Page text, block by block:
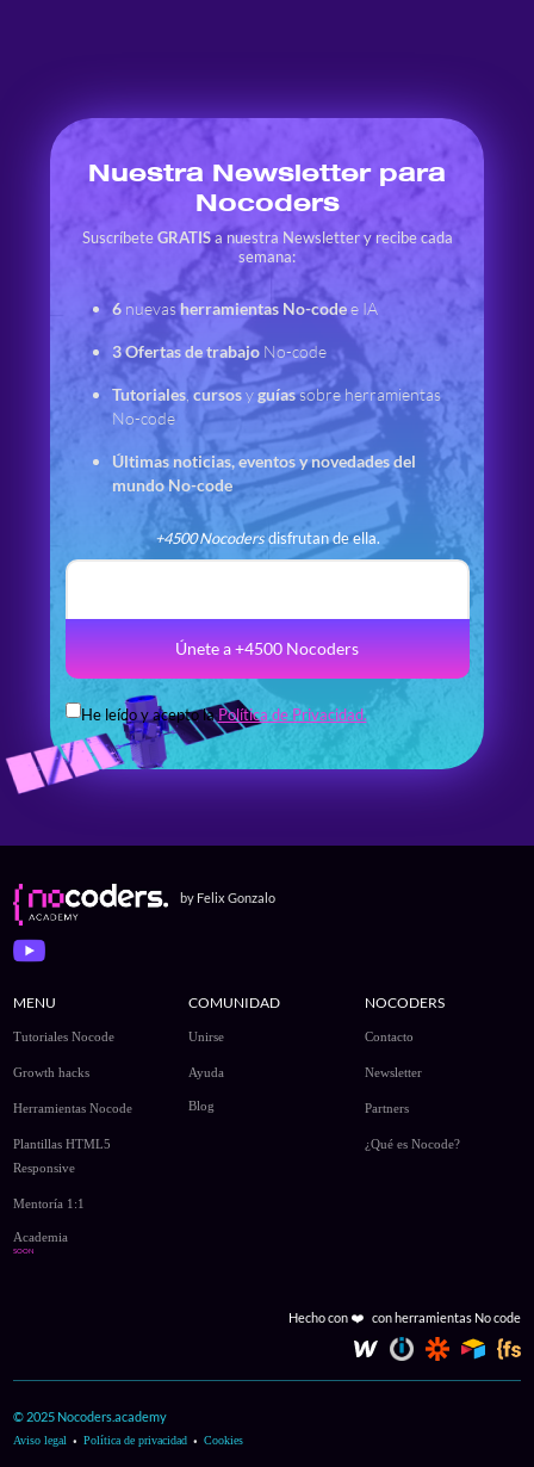
Nuestra Newsletter para
Nocoders
SuscríbeteGRATISa nuestra Newsletter y recibe cada
semana:
6 nuevasherramientas No-codee IA
3Ofertas de trabajo No-code
Tutoriales ,cursosyguíassobre herramientas
No-code
Últimas noticias, eventos y novedades del
mundo No-code
+4500 Nocodersdisfrutan de ella.
He leído y acepto laPolítica de Privacidad.
Únete a +4500 Nocoders
by Felix Gonzalo
MENU
Tutoriales Nocode
Growth hacks
Herramientas Nocode
Plantillas HTML5
Responsive
Mentoría 1:1
Academia
SOON
COMUNIDAD
Unirse
Ayuda
Blog
NOCODERS
Contacto
Newsletter
Partners
¿Qué es Nocode?
Hecho con ❤️ con herramientas No code
© 2025 Nocoders.academy
Aviso legal · Política de privacidad · Cookies